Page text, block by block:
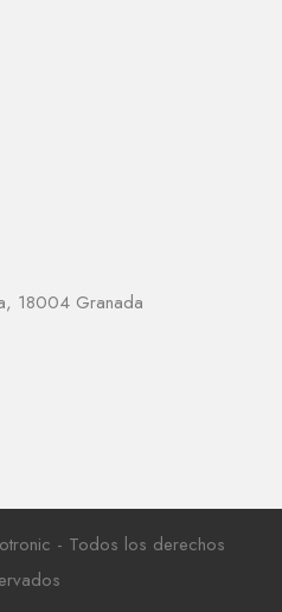
18004 Granada
- Todos los derechos